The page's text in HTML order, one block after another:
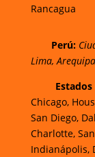
Rancagua
Perú:
Lima, Arequipa
Chicago,
San Diego,
Charlotte,
Indianápolis,